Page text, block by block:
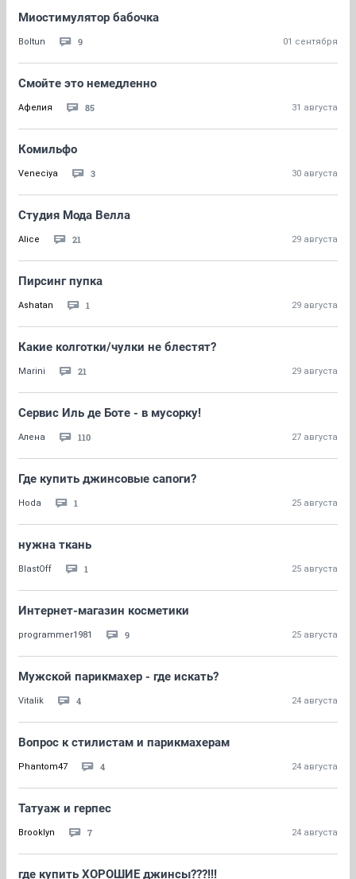
Миостимулятор бабочка
Boltun 9 01 сентября
Смойте это немедленно
Афелия 85 31 августа
Комильфо
Veneciya 3 30 августа
Студия Мода Велла
Alice 21 29 августа
Пирсинг пупка
Ashatan 1 29 августа
Какие колготки/чулки не блестят?
Marini 21 29 августа
Сервис Иль де Боте - в мусорку!
Алена 110 27 августа
Где купить джинсовые сапоги?
Hoda 1 25 августа
нужна ткань
BlastOff 1 25 августа
Интернет-магазин косметики
programmer1981 9 25 августа
Мужской парикмахер - где искать?
Vitalik 4 24 августа
Вопрос к стилистам и парикмахерам
Phantom47 4 24 августа
Татуаж и герпес
Brooklyn 7 24 августа
где купить ХОРОШИЕ джинсы???!!!